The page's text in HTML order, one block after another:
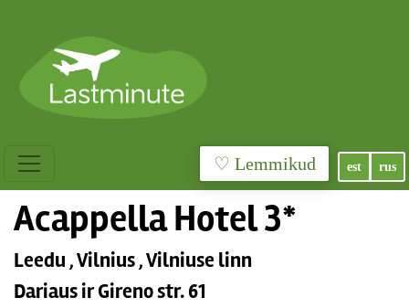
♡ Lemmikud est rus
Acappella Hotel 3*
Leedu , Vilnius , Vilniuse linn
Dariaus ir Gireno str. 61